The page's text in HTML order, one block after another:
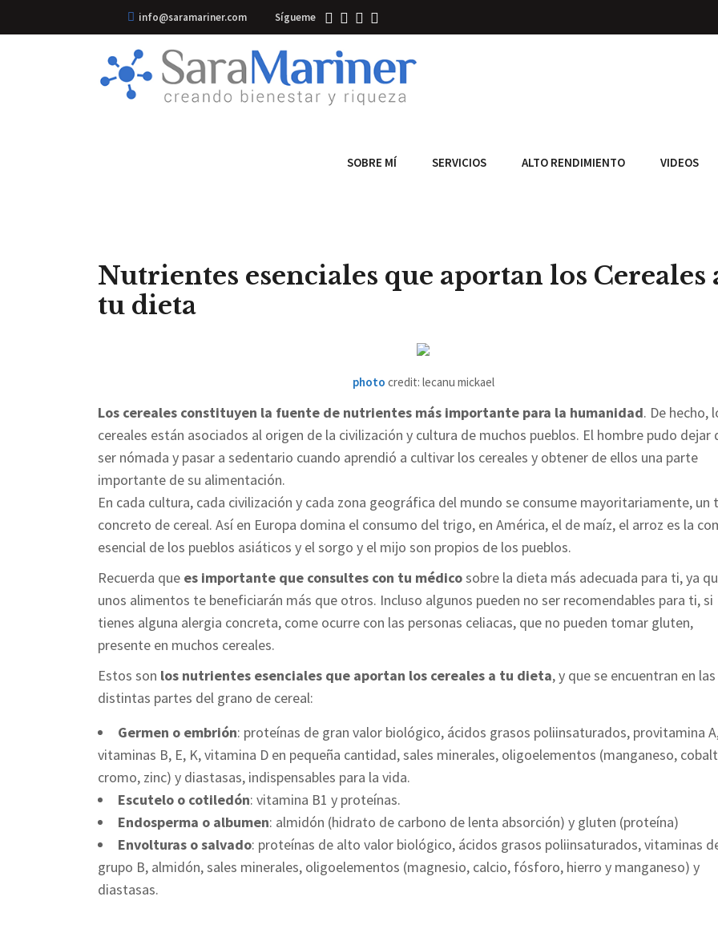
info@saramariner.com Sígueme
SOBRE MÍ SERVICIOS ALTO RENDIMIENTO VIDEOS
Nutrientes esenciales que aportan los Cereales
tu dieta
photo credit: lecanu mickael
Los cereales constituyen la fuente de nutrientes más importante para la humanidad. De hecho,
cereales están asociados al origen de la civilización y cultura de muchos pueblos. El hombre pudo dejar
ser nómada y pasar a sedentario cuando aprendió a cultivar los cereales y obtener de ellos una parte
importante de su alimentación.
En cada cultura, cada civilización y cada zona geográfica del mundo se consume mayoritariamente, un
concreto de cereal. Así en Europa domina el consumo del trigo, en América, el de maíz, el arroz es la
esencial de los pueblos asiáticos y el sorgo y el mijo son propios de los pueblos.
Recuerda que es importante que consultes con tu médicosobre la dieta más adecuada para ti, ya
unos alimentos te beneficiarán más que otros. Incluso algunos pueden no ser recomendables para ti, si
tienes alguna alergia concreta, come ocurre con las personas celiacas, que no pueden tomar gluten,
presente en muchos cereales.
Estos son los nutrientes esenciales que aportan los cereales a tu dieta, y que se encuentran en las
distintas partes del grano de cereal:
Germen o embrión: proteínas de gran valor biológico, ácidos grasos poliinsaturados, provitamina
vitaminas B, E, K, vitamina D en pequeña cantidad, sales minerales, oligoelementos (manganeso,
cromo, zinc) y diastasas, indispensables para la vida.
Escutelo o cotiledón: vitamina B1 y proteínas.
Endosperma o albumen: almidón (hidrato de carbono de lenta absorción) y gluten (proteína)
Envolturas o salvado: proteínas de alto valor biológico, ácidos grasos poliinsaturados, vitaminas
grupo B, almidón, sales minerales, oligoelementos (magnesio, calcio, fósforo, hierro y manganeso) y
diastasas.